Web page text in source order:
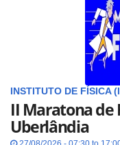
INSTITUTO DE FÍSICA
II Maratona de
Uberlândia